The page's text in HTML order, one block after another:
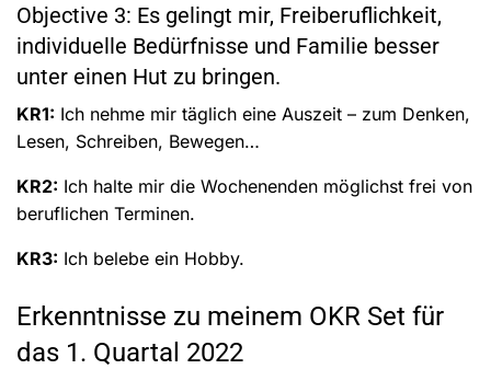
Objective 3: Es gelingt mir, Freiberuflichkeit,
individuelle Bedürfnisse und Familie besser
unter einen Hut zu bringen.
KR1: Ich nehme mir täglich eine Auszeit – zum Denken,
Lesen, Schreiben, Bewegen…
KR2: Ich halte mir die Wochenenden möglichst frei von
beruflichen Terminen.
KR3: Ich belebe ein Hobby.
Erkenntnisse zu meinem OKR Set für
das 1. Quartal 2022